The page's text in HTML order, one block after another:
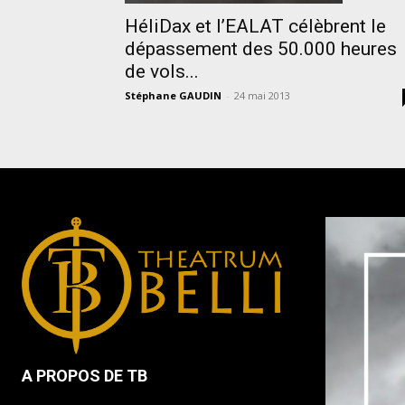
HéliDax et l’EALAT célèbrent le
dépassement des 50.000 heures
de vols...
Stéphane GAUDIN - 24 mai 2013
A PROPOS DE TB